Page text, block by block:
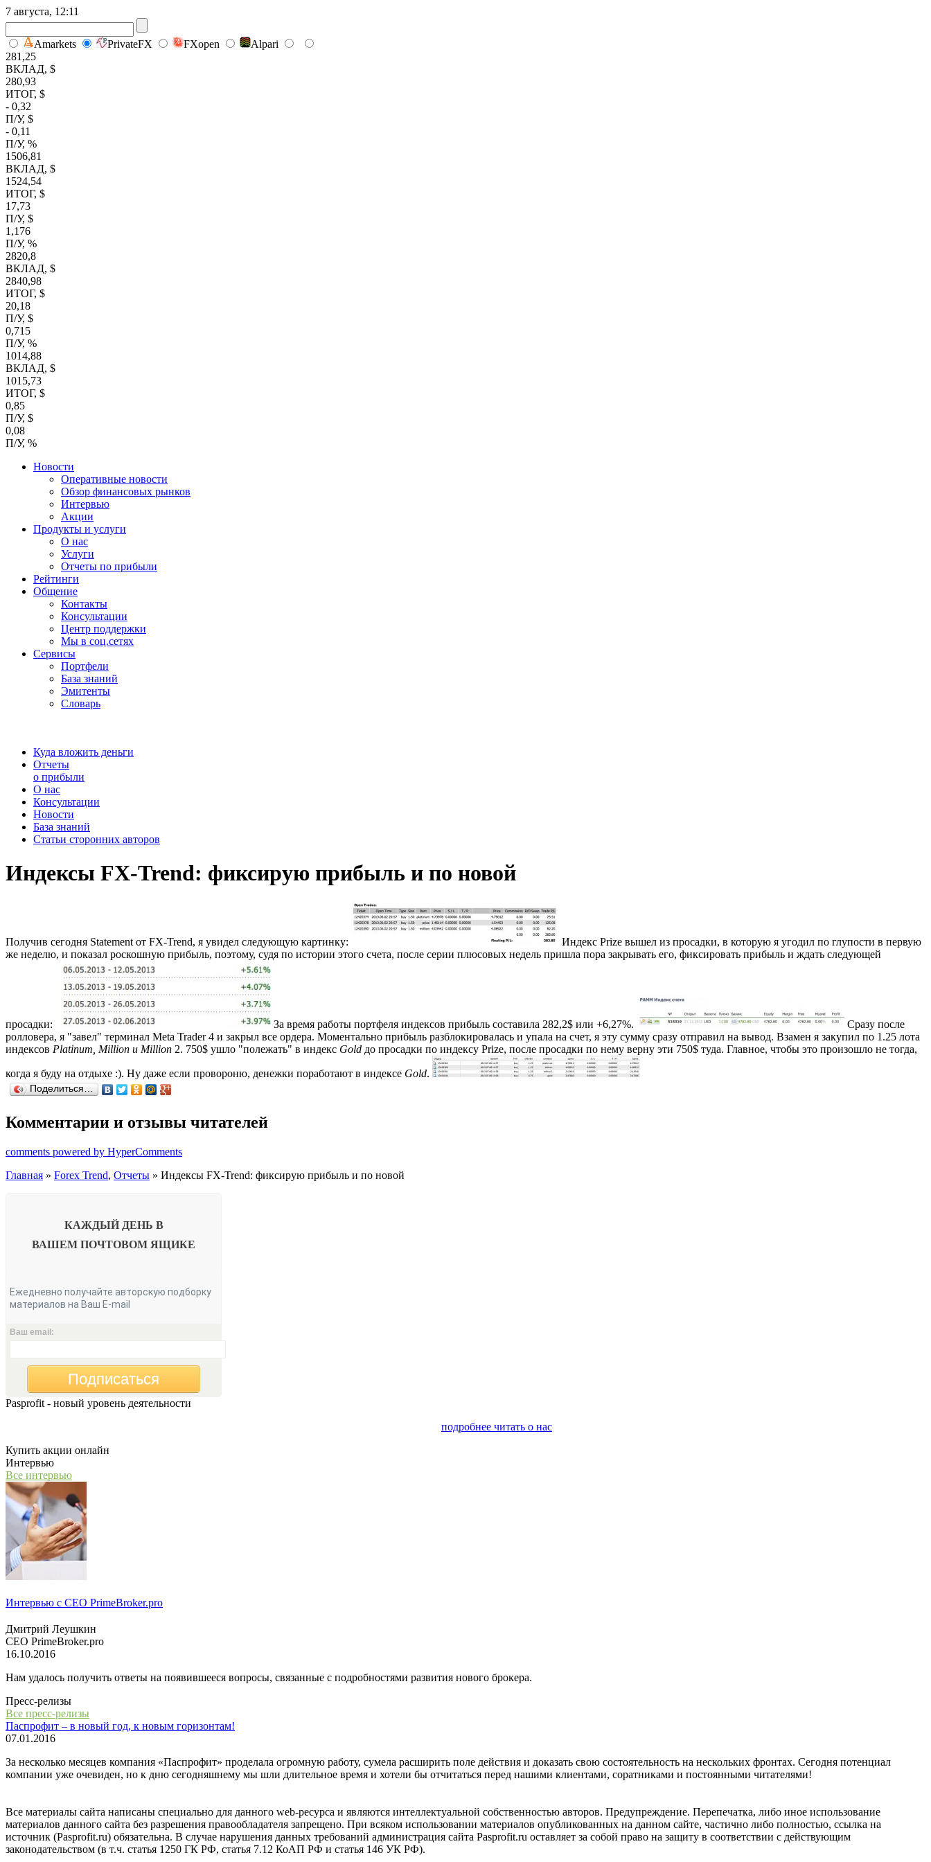
7 августа, 12:11
Amarkets PrivateFX FXopen
Alpari
281,25
ВКЛАД, $
280,93
ИТОГ, $
- 0,32
П/У, $
- 0,11
П/У, %
1506,81
ВКЛАД, $
1524,54
ИТОГ, $
17,73
П/У, $
1,176
П/У, %
2820,8
ВКЛАД, $
2840,98
ИТОГ, $
20,18
П/У, $
0,715
П/У, %
1014,88
ВКЛАД, $
1015,73
ИТОГ, $
0,85
П/У, $
0,08
П/У, %
Новости
Оперативные новости
Обзор финансовых рынков
Интервью
Акции
Продукты и услуги
О нас
Услуги
Отчеты по прибыли
Рейтинги
Общение
Контакты
Консультации
Центр поддержки
Мы в соц.сетях
Сервисы
Портфели
База знаний
Эмитенты
Словарь
Куда вложить деньги
Отчеты
о прибыли
О нас
Консультации
Новости
База знаний
Статьи сторонних авторов
Индексы FX-Trend: фиксирую прибыль и по новой
Получив сегодня Statement от FX-Trend, я увидел следующую картинку:
Индекс Prize вышел из просадки, в которую я угодил по глупости в первую
же неделю, и показал роскошную прибыль, поэтому, судя по истории этого счета, после серии плюсовых недель пришла пора закрывать его, фиксировать прибыль и ждать следующей
просадки: За время работы портфеля индексов прибыль составила 282,2$ или +6,27%.
Сразу после
ролловера, я "завел" терминал Meta Trader 4 и закрыл все ордера. Моментально прибыль разблокировалась и упала на счет, я эту сумму сразу отправил на вывод. Взамен я закупил по 1.25 лота
индексов Platinum, Million и Million 2. 750$ ушло "полежать" в индекс Gold до просадки по индексу Prize, после просадки по нему верну эти 750$ туда. Главное, чтобы это произошло не тогда,
когда я буду на отдыхе :). Ну даже если провороню, денежки поработают в индексе Gold.
Поделиться…
Комментарии и отзывы читателей
comments powered by HyperComments
Главная » Forex Trend, Отчеты » Индексы FX-Trend: фиксирую прибыль и по новой
КАЖДЫЙ ДЕНЬ В
ВАШЕМ ПОЧТОВОМ ЯЩИКЕ
Ежедневно получайте авторскую подборку
материалов на Ваш E-mail
Ваш email:
Подписаться
Pasprofit - новый уровень деятельности
подробнее читать о нас
Купить акции онлайн
Интервью
Все интервью
Интервью с СЕО PrimeBroker.pro
Дмитрий Леушкин
СЕО PrimeBroker.pro
16.10.2016
Нам удалось получить ответы на появившееся вопросы, связанные с подробностями развития нового брокера.
Пресс-релизы
Все пресс-релизы
Паспрофит – в новый год, к новым горизонтам!
07.01.2016
За несколько месяцев компания «Паспрофит» проделала огромную работу, сумела расширить поле действия и доказать свою состоятельность на нескольких фронтах. Сегодня потенциал
компании уже очевиден, но к дню сегодняшнему мы шли длительное время и хотели бы отчитаться перед нашими клиентами, соратниками и постоянными читателями!
Все материалы сайта написаны специально для данного web-ресурса и являются интеллектуальной собственностью авторов. Предупреждение. Перепечатка, либо иное использование
материалов данного сайта без разрешения правообладателя запрещено. При всяком использовании материалов опубликованных на данном сайте, частично либо полностью, ссылка на
источник (Pasprofit.ru) обязательна. В случае нарушения данных требований администрация сайта Pasprofit.ru оставляет за собой право на защиту в соответствии с действующим
законодательством (в т.ч. статья 1250 ГК РФ, статья 7.12 КоАП РФ и статья 146 УК РФ).